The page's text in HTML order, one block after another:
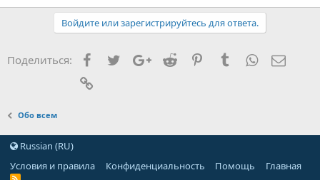
Войдите или зарегистрируйтесь для ответа.
Поделиться: FacebookTwitterGoogle+
Reddit PinterestTumblrWhatsApp
Обо всем
Russian (RU)
Условия и правила
Конфиденциальность Помощь Главная